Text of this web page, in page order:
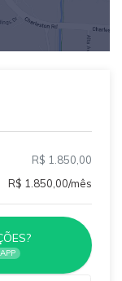
R$ 1.850,00
R$ 1.850,00/mês